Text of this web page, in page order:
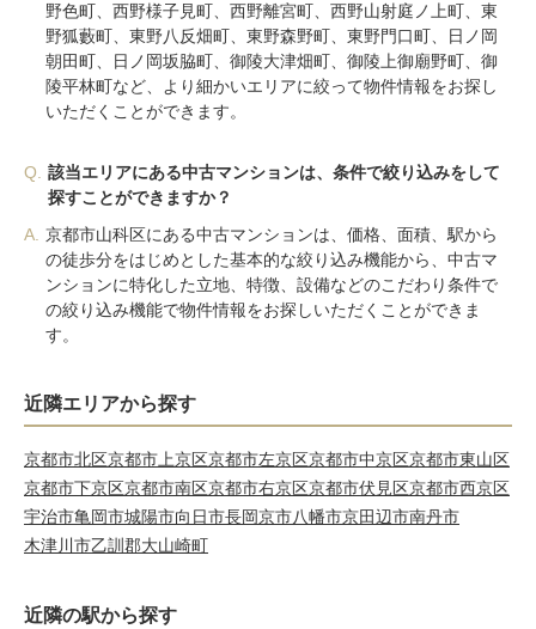
野色町、西野様子見町、西野離宮町、西野山射庭ノ上町、東
野狐藪町、東野八反畑町、東野森野町、東野門口町、日ノ岡
朝田町、日ノ岡坂脇町、御陵大津畑町、御陵上御廟野町、御
陵平林町など、より細かいエリアに絞って物件情報をお探し
いただくことができます。
Q.
該当エリアにある中古マンションは、条件で絞り込みをして
探すことができますか？
A. 京都市山科区にある中古マンションは、価格、面積、駅から
の徒歩分をはじめとした基本的な絞り込み機能から、中古マ
ンションに特化した立地、特徴、設備などのこだわり条件で
の絞り込み機能で物件情報をお探しいただくことができま
す。
近隣エリアから探す
京都市北区京都市上京区京都市左京区京都市中京区京都市東山区
京都市下京区京都市南区京都市右京区京都市伏見区京都市西京区
宇治市亀岡市城陽市向日市長岡京市八幡市京田辺市南丹市
木津川市乙訓郡大山崎町
近隣の駅から探す